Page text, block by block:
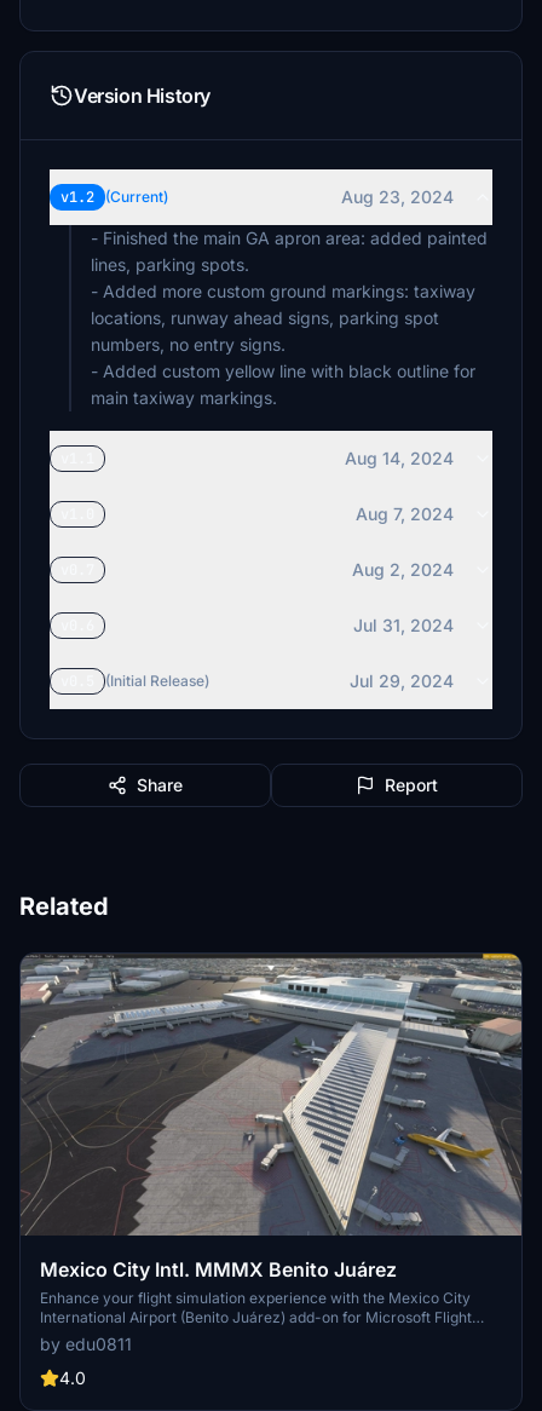
Version History
v1.2 (Current)
Aug 23, 2024
- Finished the main GA apron area: added painted
lines, parking spots.
- Added more custom ground markings: taxiway
locations, runway ahead signs, parking spot
numbers, no entry signs.
- Added custom yellow line with black outline for
main taxiway markings.
Aug 14, 2024
Aug 7, 2024
Aug 2, 2024
Jul 31, 2024
(Initial Release) Jul 29, 2024
Share Report
Related
Mexico City Intl. MMMX Benito Juárez
Enhance your flight simulation experience with the Mexico City
International Airport (Benito Juárez) add-on for Microsoft Flight
Simulator. This early release features custom models for Terminal
1, Terminal 2, and the control tower, with future updates planned to
include a redesigned taxiway network, additional details, and new
by edu0811
4.0